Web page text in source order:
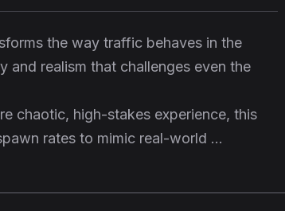
the way traffic behaves in the
and realism that challenges even the
chaotic, high-stakes experience, this
rates to mimic real-world ...